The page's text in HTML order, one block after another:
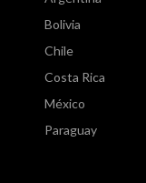
Bolivia
Chile
Costa Rica
México
Paraguay